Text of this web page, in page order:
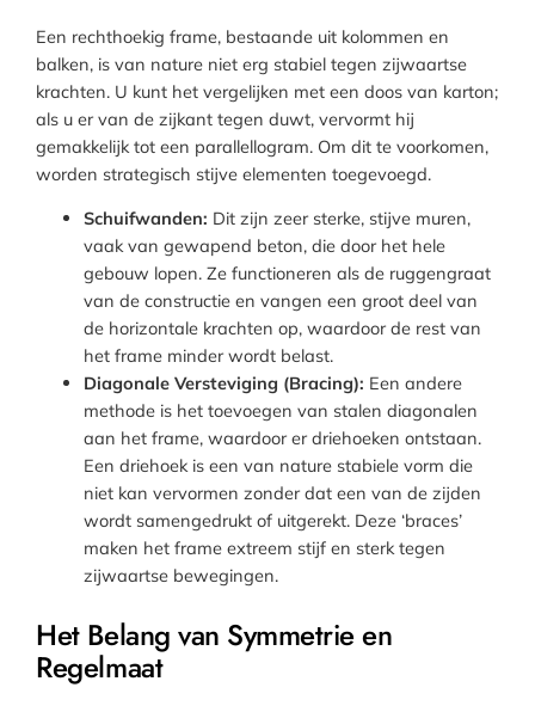
Een rechthoekig frame, bestaande uit kolommen en
balken, is van nature niet erg stabiel tegen zijwaartse
krachten. U kunt het vergelijken met een doos van karton;
als u er van de zijkant tegen duwt, vervormt hij
gemakkelijk tot een parallellogram. Om dit te voorkomen,
worden strategisch stijve elementen toegevoegd.
Schuifwanden: Dit zijn zeer sterke, stijve muren,
vaak van gewapend beton, die door het hele
gebouw lopen. Ze functioneren als de ruggengraat
van de constructie en vangen een groot deel van
de horizontale krachten op, waardoor de rest van
het frame minder wordt belast.
Diagonale Versteviging (Bracing): Een andere
methode is het toevoegen van stalen diagonalen
aan het frame, waardoor er driehoeken ontstaan.
Een driehoek is een van nature stabiele vorm die
niet kan vervormen zonder dat een van de zijden
wordt samengedrukt of uitgerekt. Deze ‘braces’
maken het frame extreem stijf en sterk tegen
zijwaartse bewegingen.
Het Belang van Symmetrie en
Regelmaat